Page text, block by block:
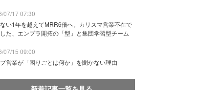
07/17 07:30
い1年を越えてMRR6倍へ。カリスマ営業不在で
た、エンプラ開拓の「型」と集団学習型チーム
07/15 09:00
営業が「困りごとは何か」を聞かない理由